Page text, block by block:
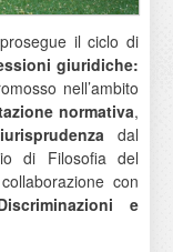
prosegue il ciclo di
giuridiche:
nell’ambito
normativa,
dal
di Filosofia del
con
e